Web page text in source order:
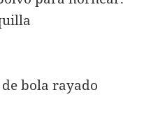
bola rayado